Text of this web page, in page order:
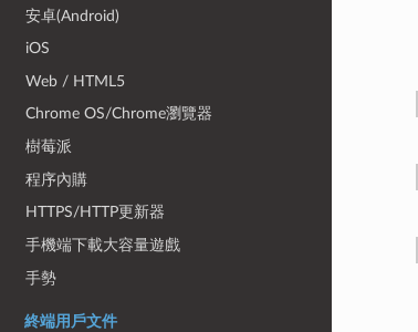
安卓(Android)
iOS
Web / HTML5
Chrome OS/Chrome瀏覽器
樹莓派
程序內購
HTTPS/HTTP更新器
手機端下載大容量遊戲
手勢
終端用戶文件